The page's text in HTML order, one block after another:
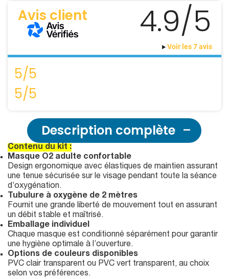
Avis client 4.9/5
Voir les 7 avis
5/5
5/5
Description complète
Contenu du kit :
Masque O2 adulte confortable
Design ergonomique avec élastiques de maintien assurant
une tenue sécurisée sur le visage pendant toute la séance
d’oxygénation.
Tubulure à oxygène de 2 mètres
Fournit une grande liberté de mouvement tout en assurant
un débit stable et maîtrisé.
Emballage individuel
Chaque masque est conditionné séparément pour garantir
une hygiène optimale à l’ouverture.
Options de couleurs disponibles
PVC clair transparent ou PVC vert transparent, au choix
selon vos préférences.